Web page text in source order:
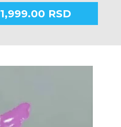
1,999.00 RSD